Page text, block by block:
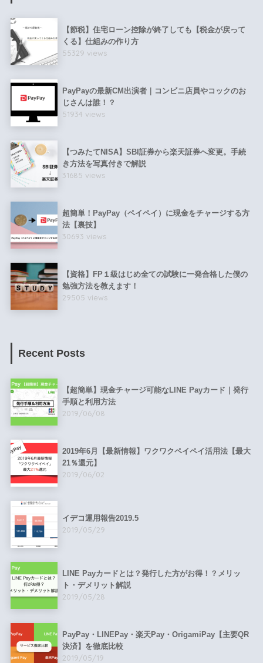
【節税】住宅ローン控除が終了しても【税金が戻って
くる】仕組みの作り方
55329 views
PayPayの最新CM出演者｜コンビニ店員やコックのお
じさんは誰！？
51934 views
【つみたてNISA】SBI証券から楽天証券へ変更。手続
き方法を写真付きで解説
31685 views
超簡単！PayPay（ペイペイ）に現金をチャージする方
法【裏技】
30693 views
【資格】FP１級はじめ全ての試験に一発合格した僕の
勉強方法を教えます！
29505 views
Recent Posts
【超簡単】現金チャージ可能なLINE Payカード｜発行
手順と利用方法
2019/06/08
2019年6月【最新情報】ワクワクペイペイ活用法【最大
21％還元】
2019/06/02
イデコ運用報告2019.5
2019/05/29
LINE Payカードとは？発行した方がお得！？メリッ
ト・デメリット解説
2019/05/28
PayPay・LINEPay・楽天Pay・OrigamiPay【主要QR
決済】を徹底比較
2019/05/19